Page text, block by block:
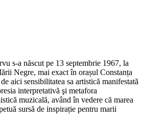
s-a născut pe 13 septembrie 1967, la
Negre, mai exact în orașul Constanța
aici sensibilitatea sa artistică manifestată
interpretativă şi metafora
muzicală, având în vedere că marea
sursă de inspirație pentru marii